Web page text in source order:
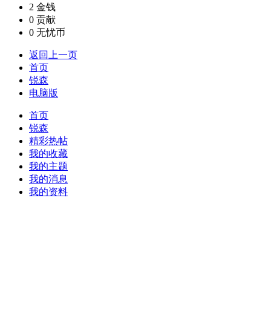
2 金钱
0 贡献
0 无忧币
返回上一页
首页
锐森
电脑版
首页
锐森
精彩热帖
我的收藏
我的主题
我的消息
我的资料